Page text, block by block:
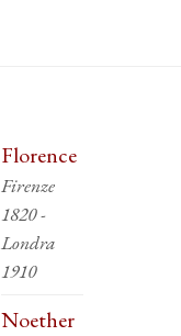
Florence
Firenze
1820 -
Londra
1910
Noether